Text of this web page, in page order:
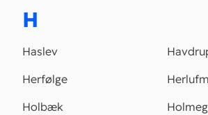
H
Haslev
Herfølge
Holbæk